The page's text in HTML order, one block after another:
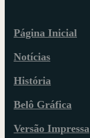
Página Inicial
Notícias
História
Belô Gráfica
Versão Impressa